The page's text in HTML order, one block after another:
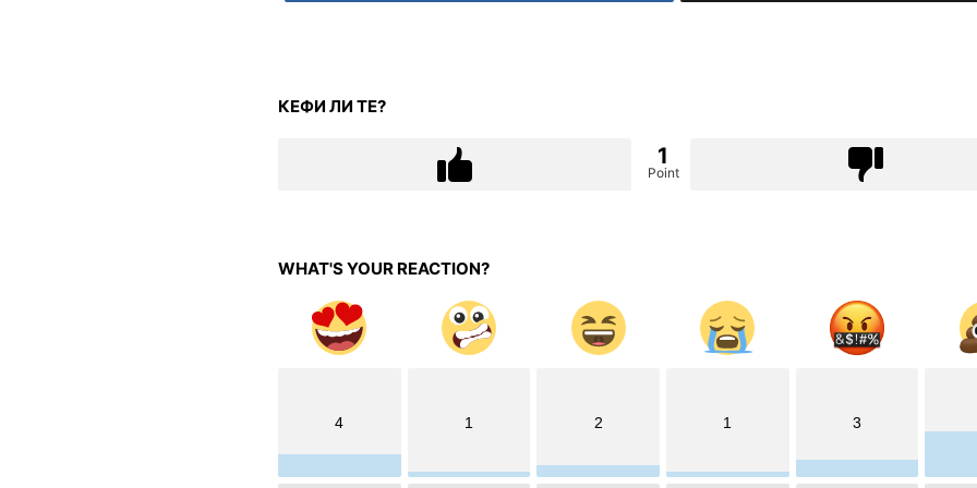
КЕФИ ЛИ ТЕ?
1
Point
WHAT'S YOUR REACTION?
4 1 2 1 3